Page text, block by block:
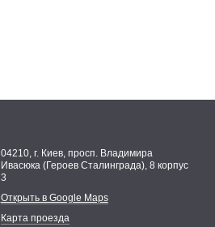
04210, г. Киев, просп. Владимира
Ивасюка (Героев Сталинграда), 8 корпус
3
Открыть в Google Maps
Карта проезда